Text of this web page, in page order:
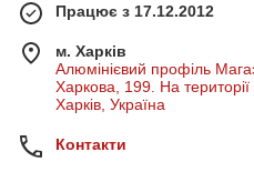
Працює з 17.12.2012
м. Харків
Алюмінієвий профіль
Харкова, 199. На
Харків, Україна
Контакти